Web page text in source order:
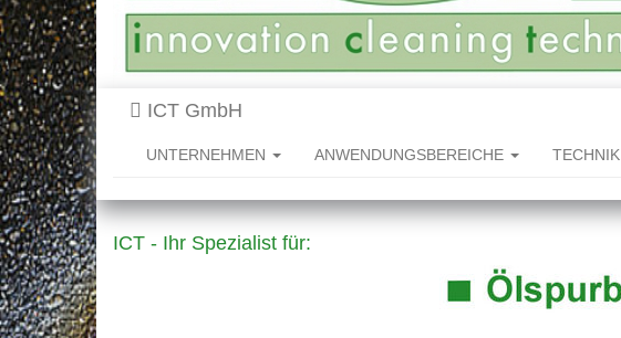
ICT GmbH
UNTERNEHMEN ANWENDUNGSBEREICHE TECHNIK
ICT - Ihr Spezialist für: